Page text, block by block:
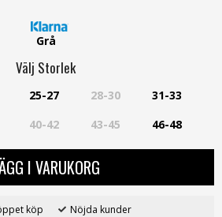
Grå
Välj Storlek
25-27 28-30
31-33
40-42 43-45 46-48
I VARUKORG
köp Nöjda kunder